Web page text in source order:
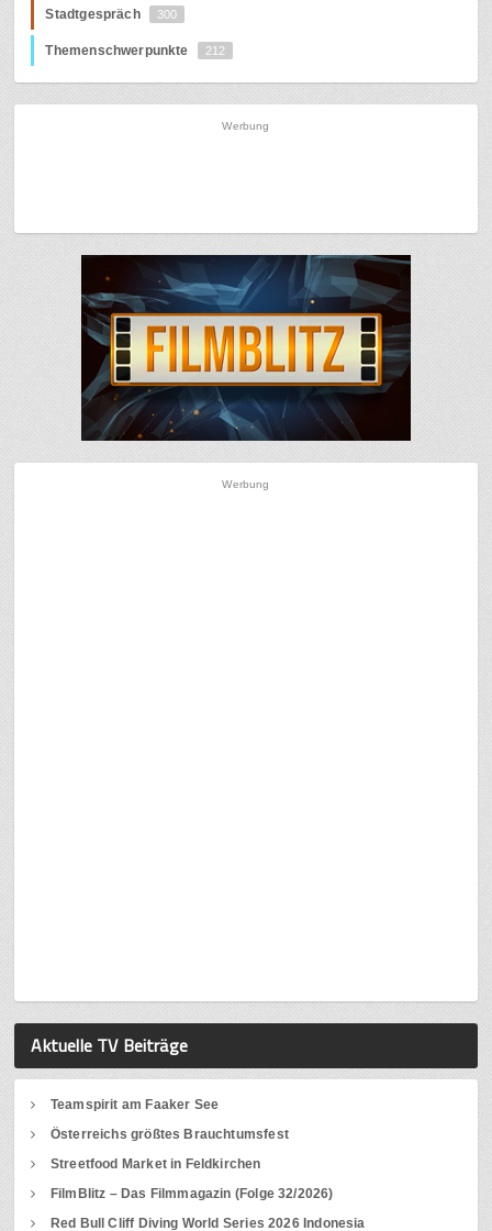
Stadtgespräch 300
Themenschwerpunkte 212
Werbung
Werbung
Aktuelle TV Beiträge
Teamspirit am Faaker See
Österreichs größtes Brauchtumsfest
Streetfood Market in Feldkirchen
FilmBlitz – Das Filmmagazin (Folge 32/2026)
Red Bull Cliff Diving World Series 2026 Indonesia